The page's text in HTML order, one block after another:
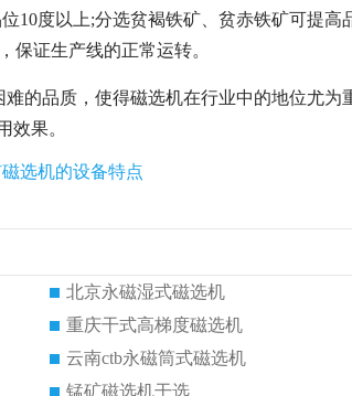
10度以上;分选贫褐铁矿、贫赤铁矿可提高
保证生产线的正常运转。
的品质，使得磁选机在行业中的地位尤为
效果。
选机的设备特点
北京永磁湿式磁选机
重庆干式高梯度磁选机
云南ctb永磁筒式磁选机
锰矿磁选机干选